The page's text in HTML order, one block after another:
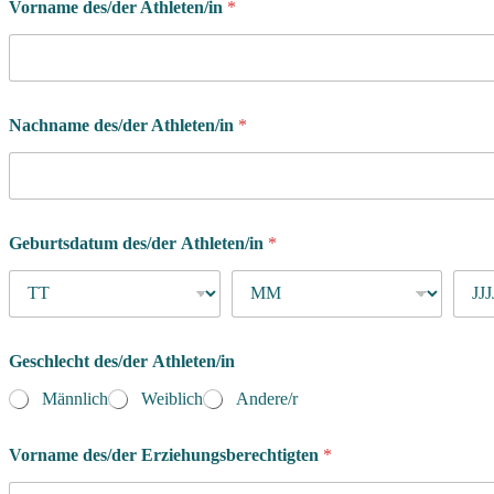
a
s
c
h
l
c
t
Vorname des/der Athleten/in *
Nachname des/der Athleten/in *
Geburtsdatum des/der Athleten/in *
Geschlecht des/der Athleten/in
Männlich
Weiblich Andere/r
Vorname des/der Erziehungsberechtigten *